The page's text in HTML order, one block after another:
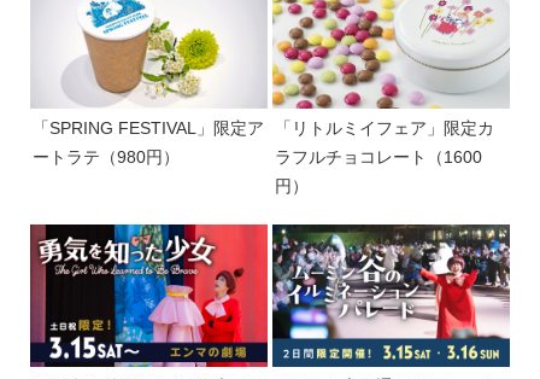
「SPRING FESTIVAL」限定ア
ートラテ（980円）
「リトルミイフェア」限定カ
ラフルチョコレート（1600
円）